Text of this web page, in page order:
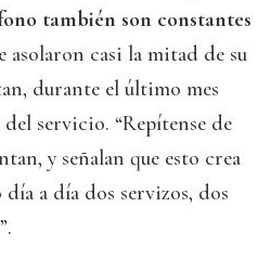
también son constantes
asolaron casi la mitad de su
durante el último mes
servicio. “Repítense de
y señalan que esto crea
a día dos servizos, dos